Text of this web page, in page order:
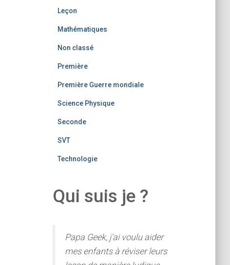
Leçon
Mathématiques
Non classé
Première
Première Guerre mondiale
Science Physique
Seconde
SVT
Technologie
Qui suis je ?
Papa Geek, j'ai voulu aider
mes enfants à réviser leurs